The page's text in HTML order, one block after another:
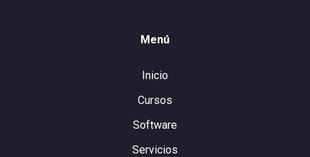
Menú
Inicio
Cursos
Software
Servicios